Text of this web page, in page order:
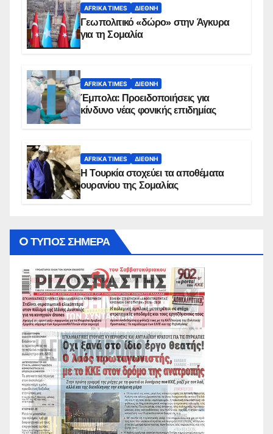
AFRIKA TIMES ΔΙΕΘΝΉ
Γεωπολιτικό «δώρο» στην Άγκυρα
για τη Σομαλία
AFRIKA TIMES ΔΙΕΘΝΉ
Έμπολα: Προειδοποιήσεις για
κίνδυνο νέας φονικής επιδημίας
AFRIKA TIMES ΔΙΕΘΝΉ
Η Τουρκία στοχεύει τα αποθέματα
ουρανίου της Σομαλίας
O ΤΥΠΟΣ ΣΗΜΕΡΑ